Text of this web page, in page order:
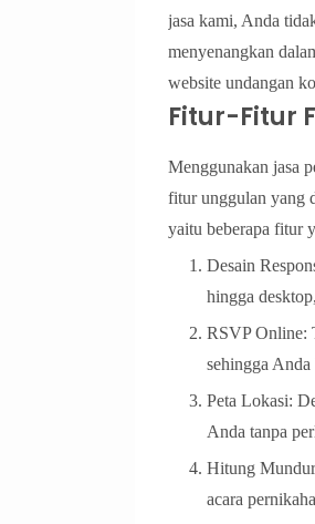
jasa kami, Anda
menyenangkan
website undangan
Fitur-Fitur
Menggunakan jasa
fitur unggulan yang
yaitu beberapa fitur
Desain
hingga
RSVP Online:
sehingga
Peta Lokasi:
Anda tanpa
Hitung
acara